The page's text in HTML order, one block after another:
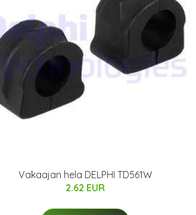
Vakaajan hela DELPHI TD561W
2.62 EUR